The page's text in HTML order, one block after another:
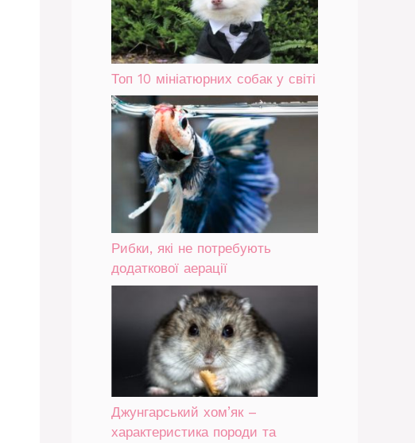
Топ 10 мініатюрних собак у світі
Рибки, які не потребують
додаткової аерації
Джунгарський хом’як –
характеристика породи та